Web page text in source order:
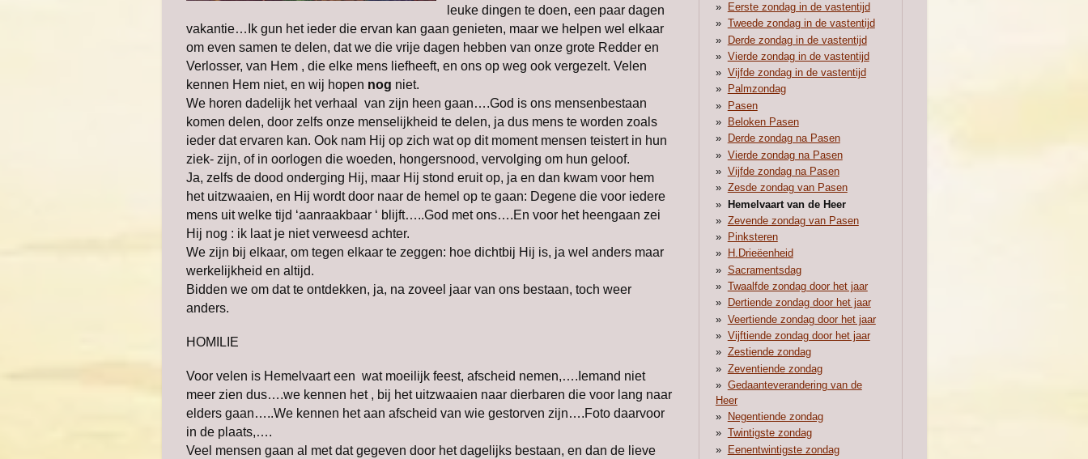
leuke dingen te doen, een paar dagen
vakantie…Ik gun het ieder die ervan kan gaan genieten, maar we helpen wel elkaar
om even samen te delen, dat we die vrije dagen hebben van onze grote Redder en
Verlosser, van Hem , die elke mens liefheeft, en ons op weg ook vergezelt. Velen
kennen Hem niet, en wij hopen nog niet.
We horen dadelijk het verhaal van zijn heen gaan….God is ons mensenbestaan
komen delen, door zelfs onze menselijkheid te delen, ja dus mens te worden zoals
ieder dat ervaren kan. Ook nam Hij op zich wat op dit moment mensen teistert in hun
ziek- zijn, of in oorlogen die woeden, hongersnood, vervolging om hun geloof.
Ja, zelfs de dood onderging Hij, maar Hij stond eruit op, ja en dan kwam voor hem
het uitzwaaien, en Hij wordt door naar de hemel op te gaan: Degene die voor iedere
mens uit welke tijd ‘aanraakbaar ‘ blijft…..God met ons….En voor het heengaan zei
Hij nog : ik laat je niet verweesd achter.
We zijn bij elkaar, om tegen elkaar te zeggen: hoe dichtbij Hij is, ja wel anders maar
werkelijkheid en altijd.
Bidden we om dat te ontdekken, ja, na zoveel jaar van ons bestaan, toch weer
anders.
HOMILIE
Voor velen is Hemelvaart een wat moeilijk feest, afscheid nemen,….Iemand niet
meer zien dus….we kennen het , bij het uitzwaaien naar dierbaren die voor lang naar
elders gaan…..We kennen het aan afscheid van wie gestorven zijn….Foto daarvoor
in de plaats,….
Veel mensen gaan al met dat gegeven door het dagelijks bestaan, en dan de lieve
Eerste zondag in de vastentijd
Tweede zondag in de vastentijd
Derde zondag in de vastentijd
Vierde zondag in de vastentijd
Vijfde zondag in de vastentijd
Palmzondag
Pasen
Beloken Pasen
Derde zondag na Pasen
Vierde zondag na Pasen
Vijfde zondag na Pasen
Zesde zondag van Pasen
Hemelvaart van de Heer
Zevende zondag van Pasen
Pinksteren
H.Drieëenheid
Sacramentsdag
Twaalfde zondag door het jaar
Dertiende zondag door het jaar
Veertiende zondag door het jaar
Vijftiende zondag door het jaar
Zestiende zondag
Zeventiende zondag
Gedaanteverandering van de
Heer
Negentiende zondag
Twintigste zondag
Eenentwintigste zondag